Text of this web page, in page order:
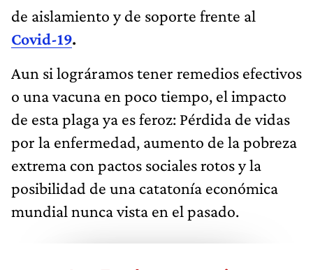
de aislamiento y de soporte frente al
Covid-19.
Aun si lográramos tener remedios efectivos
o una vacuna en poco tiempo, el impacto
de esta plaga ya es feroz: Pérdida de vidas
por la enfermedad, aumento de la pobreza
extrema con pactos sociales rotos y la
posibilidad de una catatonía económica
mundial nunca vista en el pasado.